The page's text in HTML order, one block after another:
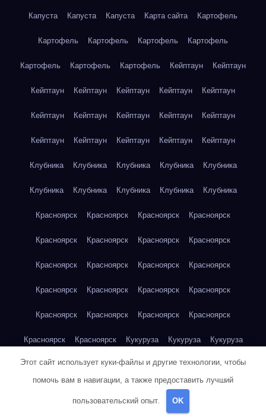
Капуста Капуста Капуста Карта сайта Картофель
Картофель Картофель Картофель Картофель
Картофель Картофель Картофель Кейптаун Кейптаун
Кейптаун Кейптаун Кейптаун Кейптаун Кейптаун
Кейптаун Кейптаун Кейптаун Кейптаун Кейптаун
Кейптаун Кейптаун Кейптаун Кейптаун Кейптаун
Клубника Клубника Клубника Клубника Клубника
Клубника Клубника Клубника Клубника Клубника
Красноярск Красноярск Красноярск Красноярск
Красноярск Красноярск Красноярск Красноярск
Красноярск Красноярск Красноярск Красноярск
Красноярск Красноярск Красноярск Красноярск
Красноярск Красноярск Красноярск Красноярск
Красноярск Красноярск Кукуруза Кукуруза Кукуруза
Кукуруза Кукуруза Кукуруза Кукуруза Кукуруза
Кукуруза
Куриная грудка
Этот сайт использует куки-файлы и другие технологии, чтобы
помочь вам в навигации, а также предоставить лучший
пользовательский опыт. OK